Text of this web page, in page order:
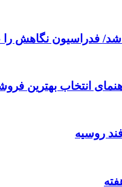
شد/ فدراسیون نگاهش
انتخاب بهترین